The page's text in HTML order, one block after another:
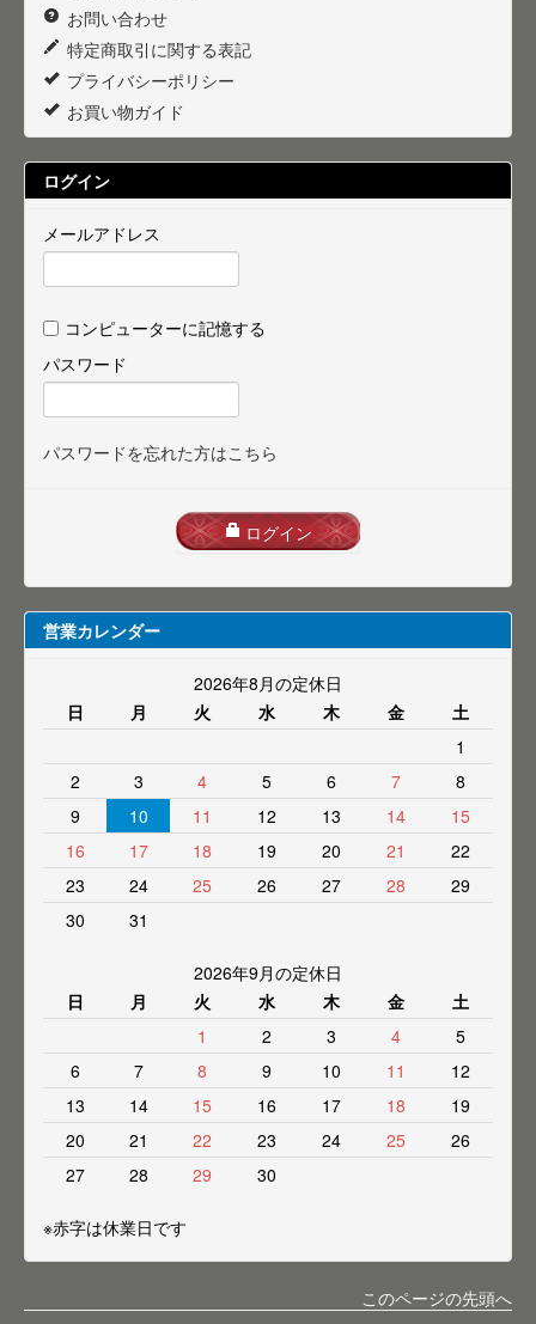
お問い合わせ
特定商取引に関する表記
プライバシーポリシー
お買い物ガイド
ログイン
メールアドレス
コンピューターに記憶する
パスワード
パスワードを忘れた方はこちら
ログイン
営業カレンダー
2026年8月の定休日
日
月 火 水 木 金
土
1
2
3 4 5 6 7
8
9
10 11 12 13 14
15
16
17 18 19 20 21
22
23
24 25 26 27 28
29
30
31
2026年9月の定休日
日
月 火 水 木 金
土
1
2 3 4
5
6
7 8 9 10 11
12
13
14 15 16 17 18
19
20
21 22 23 24 25
26
27
28 29 30
※赤字は休業日です
このページの先頭へ